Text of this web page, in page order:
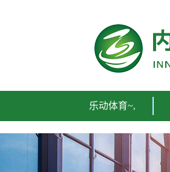
乐动体育~,